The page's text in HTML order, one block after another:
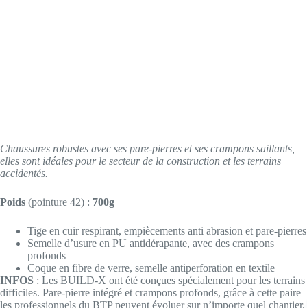
Chaussures robustes avec ses pare-pierres et ses crampons saillants,
elles sont idéales pour le secteur de la construction et les terrains
accidentés.
Poids (pointure 42) : 700g
Tige en cuir respirant, empiècements anti abrasion et pare-pierres
Semelle d’usure en PU antidérapante, avec des crampons
profonds
Coque en fibre de verre, semelle antiperforation en textile
INFOS : Les BUILD-X ont été conçues spécialement pour les terrains
difficiles. Pare-pierre intégré et crampons profonds, grâce à cette paire
les professionnels du BTP peuvent évoluer sur n’importe quel chantier.